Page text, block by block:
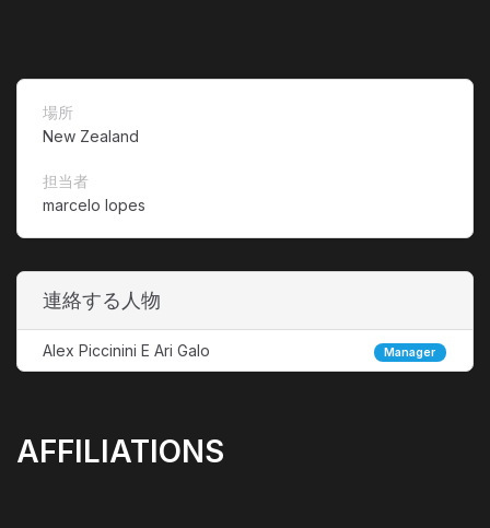
場所
New Zealand
担当者
marcelo lopes
連絡する人物
Alex Piccinini E Ari Galo Manager
AFFILIATIONS